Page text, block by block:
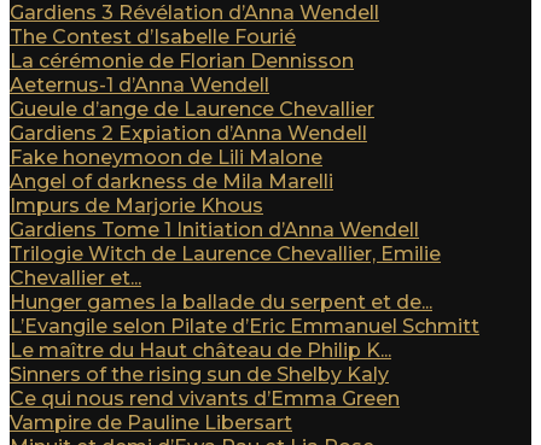
Gardiens 3 Révélation d’Anna Wendell
The Contest d’Isabelle Fourié
La cérémonie de Florian Dennisson
Aeternus-1 d’Anna Wendell
Gueule d’ange de Laurence Chevallier
Gardiens 2 Expiation d’Anna Wendell
Fake honeymoon de Lili Malone
Angel of darkness de Mila Marelli
Impurs de Marjorie Khous
Gardiens Tome 1 Initiation d’Anna Wendell
Trilogie Witch de Laurence Chevallier, Emilie
Chevallier et...
Hunger games la ballade du serpent et de...
L’Evangile selon Pilate d’Eric Emmanuel Schmitt
Le maître du Haut château de Philip K...
Sinners of the rising sun de Shelby Kaly
Ce qui nous rend vivants d’Emma Green
Vampire de Pauline Libersart